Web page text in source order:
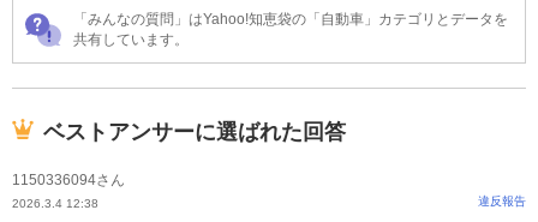
「みんなの質問」はYahoo!知恵袋の「自動車」カテゴリとデータを
共有しています。
ベストアンサーに選ばれた回答
1150336094さん
2026.3.4 12:38 違反報告